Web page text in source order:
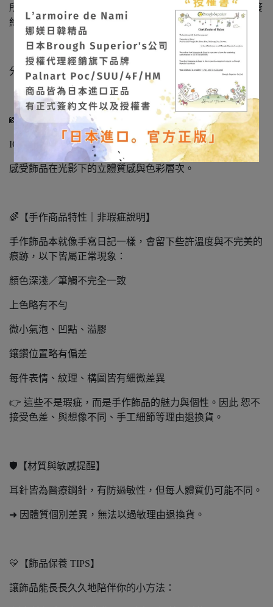
所有飾品皆為日本製造‧日本進口正品，持有正式授權與簽
約文件，請安心選購。
「娜媄日韓精品」很榮幸能將日本手作藝術帶到台灣，
分享這份細緻、溫柔且充滿靈魂的美。
📸 作品實拍不定期更新
IG/FB： @larmoiredenami
感受飾品在光影下的立體質感與色彩層次。
🌈【手作商品特性｜非瑕疵說明】
手作飾品本就像手寫日記一樣，會留下些許溫度與不完美的
痕跡，以下皆屬正常現象：
顏色深淺／筆觸不完全一致
上色略有不勻
微小氣泡、凹點、溢膠
鑲鑽位置略有偏差
每件表情、紋理、構圖皆有細微差異
👉 這些不是瑕疵，而是手作飾品的魅力與個性。因此 恕不
接受色差、與想像不同、手工細節等理由退換貨。
🛡️【材質與敏感提醒】
耳針皆為醫療鋼針，有防過敏性，但每人體質仍可能不同。
➜ 因體質個別差異，無法以過敏理由退換貨。
💛【飾品保養 TIPS】
讓飾品能長長久久地陪伴你的小方法：